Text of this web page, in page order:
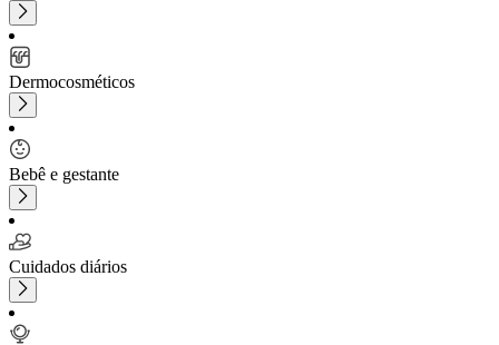
Dermocosméticos
Bebê e gestante
Cuidados diários